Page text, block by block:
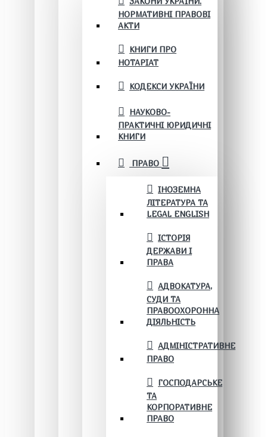
НОРМАТИВНІ ПРАВОВІ
АКТИ
КНИГИ ПРО
НОТАРІАТ
КОДЕКСИ УКРАЇНИ
НАУКОВО-
ПРАКТИЧНІ ЮРИДИЧНІ
КНИГИ
ПРАВО
ІНОЗЕМНА
ЛІТЕРАТУРА ТА
LEGAL ENGLISH
ІСТОРІЯ
ДЕРЖАВИ І
ПРАВА
АДВОКАТУРА,
СУДИ ТА
ПРАВООХОРОННА
ДІЯЛЬНІСТЬ
АДМІНІСТРАТИВНЕ
ПРАВО
ГОСПОДАРСЬКЕ
ТА
КОРПОРАТИВНЕ
ПРАВО